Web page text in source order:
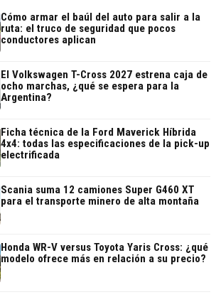
Cómo armar el baúl del auto para salir a la
ruta: el truco de seguridad que pocos
conductores aplican
El Volkswagen T-Cross 2027 estrena caja de
ocho marchas, ¿qué se espera para la
Argentina?
Ficha técnica de la Ford Maverick Híbrida
4x4: todas las especificaciones de la pick-up
electrificada
Scania suma 12 camiones Super G460 XT
para el transporte minero de alta montaña
Honda WR-V versus Toyota Yaris Cross: ¿qué
modelo ofrece más en relación a su precio?